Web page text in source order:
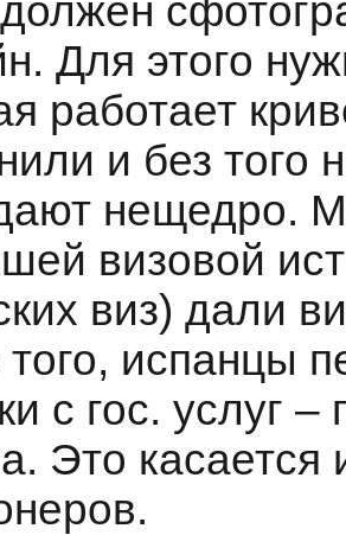
Для этого
работает
и без того
нещедро.
визовой
виз) дали
испанцы
с гос. услуг
Это